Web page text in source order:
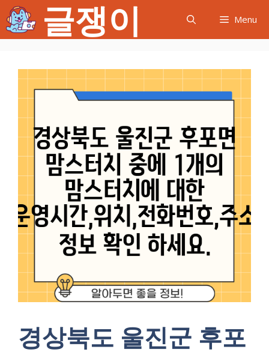
텐
츠
글쟁이 Menu
경상북도 울진군 후포